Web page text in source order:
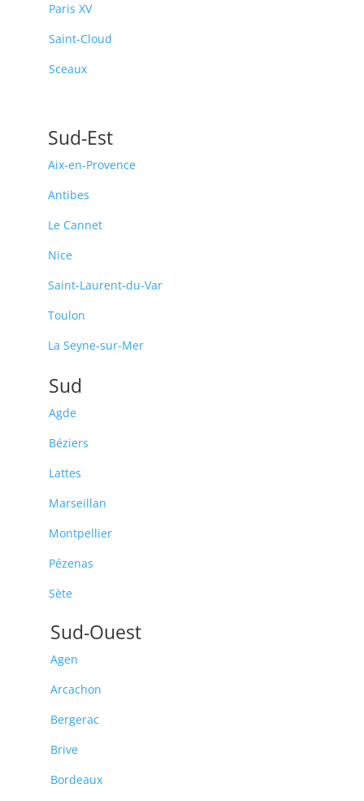
Paris XV
Saint-Cloud
Sceaux
Sud-Est
Aix-en-Provence
Antibes
Le Cannet
Nice
Saint-Laurent-du-Var
Toulon
La Seyne-sur-Mer
Sud
Agde
Béziers
Lattes
Marseillan
Montpellier
Pézenas
Sète
Sud-Ouest
Agen
Arcachon
Bergerac
Brive
Bordeaux